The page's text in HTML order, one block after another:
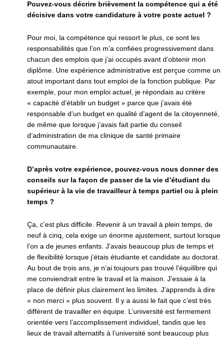
Pouvez-vous décrire brièvement la compétence qui a été
décisive dans votre candidature à votre poste actuel ?
Pour moi, la compétence qui ressort le plus, ce sont les
responsabilités que l’on m’a confiées progressivement dans
chacun des emplois que j’ai occupés avant d’obtenir mon
diplôme. Une expérience administrative est perçue comme un
atout important dans tout emploi de la fonction publique. Par
exemple, pour mon emploi actuel, je répondais au critère
« capacité d’établir un budget » parce que j’avais été
responsable d’un budget en qualité d’agent de la citoyenneté,
de même que lorsque j’avais fait partie du conseil
d’administration de ma clinique de santé primaire
communautaire.
D’après votre expérience, pouvez-vous nous donner des
conseils sur la façon de passer de la vie d’étudiant du
supérieur à la vie de travailleur à temps partiel ou à plein
temps ?
Ça, c’est plus difficile. Revenir à un travail à plein temps, de
neuf à cinq, cela exige un énorme ajustement, surtout lorsque
l’on a de jeunes enfants. J’avais beaucoup plus de temps et
de flexibilité lorsque j’étais étudiante et candidate au doctorat.
Au bout de trois ans, je n’ai toujours pas trouvé l’équilibre qui
me conviendrait entre le travail et la maison. J’essaie à la
place de définir plus clairement les limites. J’apprends à dire
« non merci » plus souvent. Il y a aussi le fait que c’est très
différent de travailler en équipe. L’université est fermement
orientée vers l’accomplissement individuel, tandis que les
lieux de travail alternatifs à l’université sont beaucoup plus